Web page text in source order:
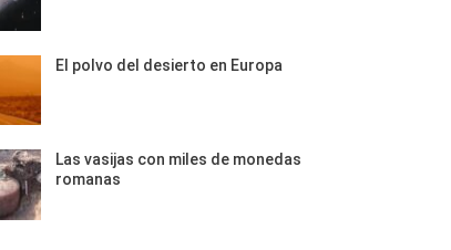
El polvo del desierto en Europa
Las vasijas con miles de monedas
romanas